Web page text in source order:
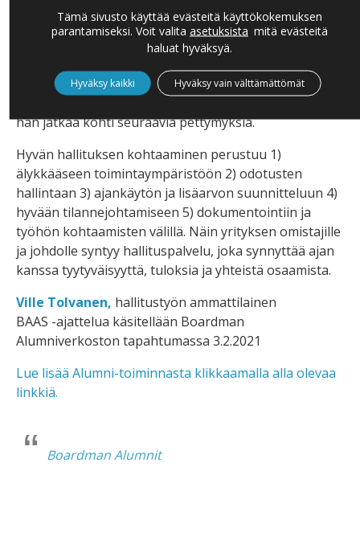
aikaiseksi ja millä mielellä ryhmän jäsenet jatkavat
kokouksen jälkeen.
mielellä toimitusjohtaja tulee tapaamisiin, miten hän
hän jatkaa kohti seuraavia pettymyksiä.
Hyvän hallituksen kohtaaminen perustuu 1)
älykkääseen toimintaympäristöön 2) odotusten
hallintaan 3) ajankäytön ja lisäarvon suunnitteluun 4)
hyvään tilannejohtamiseen 5) dokumentointiin ja
työhön kohtaamisten välillä. Näin yrityksen omistajille
ja johdolle syntyy hallituspalvelu, joka synnyttää ajan
kanssa tyytyväisyyttä, tuloksia ja yhteistä osaamista.
Ville Tolvanen, hallitustyön ammattilainen
BAAS -ajattelua käsitellään Boardman
Alumniverkoston tapahtumassa 3.2.2021
Lue lisää Alumni-toiminnasta klikkaamalla alla olevaa
linkkiä.
Boardman Alumnit
Tämä sivusto käyttää evästeitä käyttökokemuksen
parantamiseksi. Voit valita asetuksista mitä evästeitä
haluat hyväksyä.
Hyväksy kaikki Hyväksy vain välttämättömät